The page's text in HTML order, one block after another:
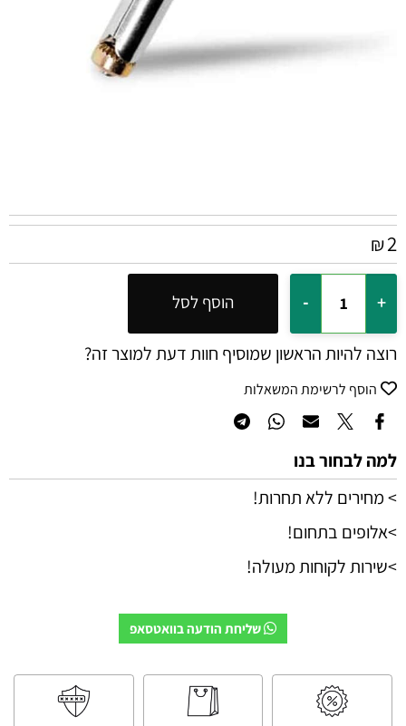
₪2
הוסף לסל
רוצה להיות הראשון שמוסיף חוות דעת למוצר זה?
הוסף לרשימת המשאלות
למה לבחור בנו
> מחירים ללא תחרות!
>אלופים בתחום!
>שירות לקוחות מעולה!
שליחת הודעה בוואטסאפ